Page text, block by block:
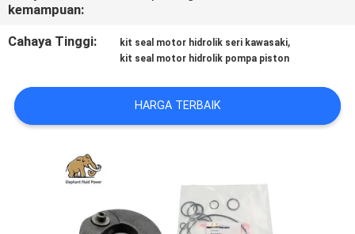
BERITA
SITEMAP
PRIVACY
POLICY
kemampuan:
Cahaya Tinggi: kit seal motor hidrolik seri kawasaki,
kit seal motor hidrolik pompa piston
HARGA TERBAIK